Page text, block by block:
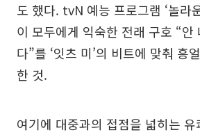
도 했다. tvN 예능 프로그램 ‘놀라
이 모두에게 익숙한 전래 구호 “안
다”를 ‘잇츠 미’의 비트에 맞춰 흥
한 것.
여기에 대중과의 접점을 넓히는